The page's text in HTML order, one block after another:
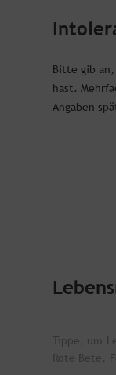
Bitte gib an,
hast.
Angaben
Tippe, um
Rote Bete,